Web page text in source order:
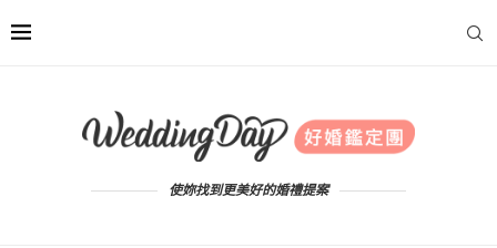
使妳找到更美好的婚禮提案